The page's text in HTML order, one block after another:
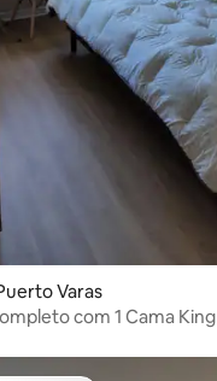
Varas
com 1 Cama King